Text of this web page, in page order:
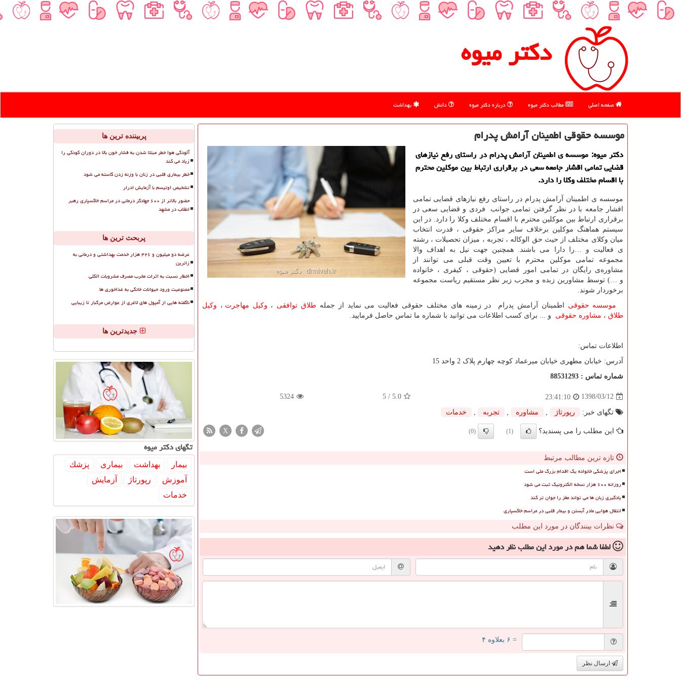
دكتر میوه
صفحه اصلی مطالب دكتر میوه درباره دكتر میوه دانش بهداشت
موسسه حقوقی اطمینان آرامش پدرام
دكتر میوه: موسسه ی اطمینان آرامش پدرام در راستای رفع نیازهای
قضایی تمامی اقشار جامعه سعی در برقراری ارتباط بین موكلین محترم
با اقسام مختلف وكلا را دارد.
موسسه ی اطمینان آرامش پدرام در راستای رفع نیازهای قضایی تمامی
اقشار جامعه با در نظر گرفتن تمامی جوانب فردی و قضایی سعی در
برقراری ارتباط بین موکلین محترم با اقسام مختلف وکلا را دارد. در این
سیستم هماهنگ موکلین برخلاف سایر مراکز حقوقی ، قدرت انتخاب
میان وکلای مختلف از حیث حق الوکاله ، تجربه ، میزان تحصیلات ، رشته
ی فعالیت و …را دارا می باشند. همچنین جهت نیل به اهداف والا
مجموعه تمامی موکلین محترم با تعیین وقت قبلی می توانند از
مشاوره‌ی رایگان در تمامی امور قضایی (حقوقی ، کیفری ، خانواده
و …) توسط مشاورین زبده و مجرب زیر نظر مستقیم ریاست مجموعه
برخوردار شوند.
موسسه حقوقی اطمینان آرامش پدرام در زمینه های مختلف حقوقی فعالیت می نماید از جمله طلاق توافقی ، وکیل مهاجرت ، وکیل
طلاق ، مشاوره حقوقی و ... برای کسب اطلاعات می توانید با شماره ما تماس حاصل فرمایید.
اطلاعات تماس:
آدرس: خیابان مطهری خیابان میرعماد کوچه چهارم پلاک 2 واحد 15
شماره تماس : 88531293
1398/03/12
23:41:10
5.0
/ 5
5324
تگهای خبر: رپورتاژ مشاوره تجربه خدمات
این مطلب را می پسندید؟ (1)
(0)
X
تازه ترین مطالب مرتبط
اجرای پزشکی خانواده یک اقدام بزرگ ملی است
روزانه ۶۰۰ هزار نسخه الکترونیک ثبت می شود
یادگیری زبان ها می تواند مغز را جوان تر کند
انتقال هوایی مادر آبستن و بیمار قلبی در مراسم خاکسپاری
نظرات بینندگان در مورد این مطلب
لطفا شما همدر مورد این مطلبنظر دهید
= ۶ بعلاوه ۴
ارسال نظر
پربیننده ترین ها
آلودگی هوا خطر مبتلا شدن به فشار خون بالا در دوران کودکی را
زیاد می کند
خطر بیماری قلبی در زنان با وزنه زدن کاسته می شود
تشخیص اوتیسم با آزمایش ادرار
حضور بالاتر از ۶۰۰ جهادگر درمانی در مراسم خاکسپاری رهبر
انقلاب در مشهد
پربحث ترین ها
عرضه دو میلیون و ۴۲۶ هزار خدمت بهداشتی و درمانی به
زائرین
اخطار نسبت به اثرات مخرب مصرف مشروبات الکلی
ممنوعیت ورود حیوانات خانگی به غذاخوری ها
ناگفته هایی از آمپول های لاغری از عوارض مرگبار تا زیبایی
جدیدترین ها
تگهای دكتر میوه
بیمار بهداشت بیماری
پزشك
آموزش
رپورتاژ
آزمایش
خدمات